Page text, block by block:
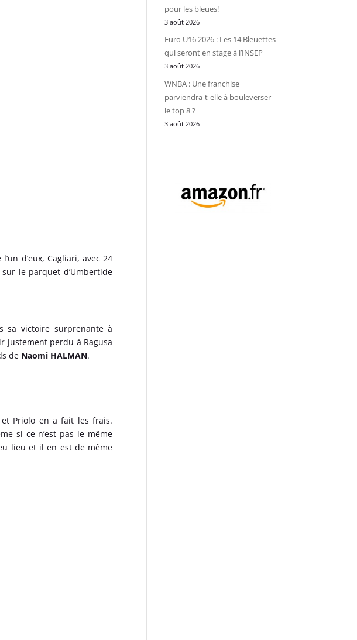
d’eux, Cagliari, avec 24
le parquet d’Umbertide
sa victoire surprenante à
justement perdu à Ragusa
de Naomi HALMAN.
Priolo en a fait les frais.
si ce n’est pas le même
lieu et il en est de même
pour les bleues!
3 août 2026
Euro U16 2026 : Les 14 Bleuettes
qui seront en stage à l’INSEP
3 août 2026
WNBA : Une franchise
parviendra-t-elle à bouleverser
le top 8 ?
3 août 2026